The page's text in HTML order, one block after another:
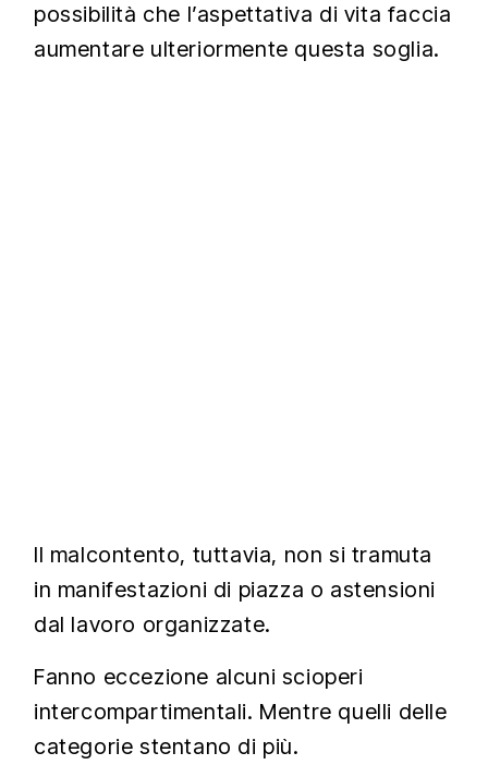
possibilità che l’aspettativa di vita faccia
aumentare ulteriormente questa soglia.
Il malcontento, tuttavia, non si tramuta
in manifestazioni di piazza o astensioni
dal lavoro organizzate.
Fanno eccezione alcuni scioperi
intercompartimentali. Mentre quelli delle
categorie stentano di più.